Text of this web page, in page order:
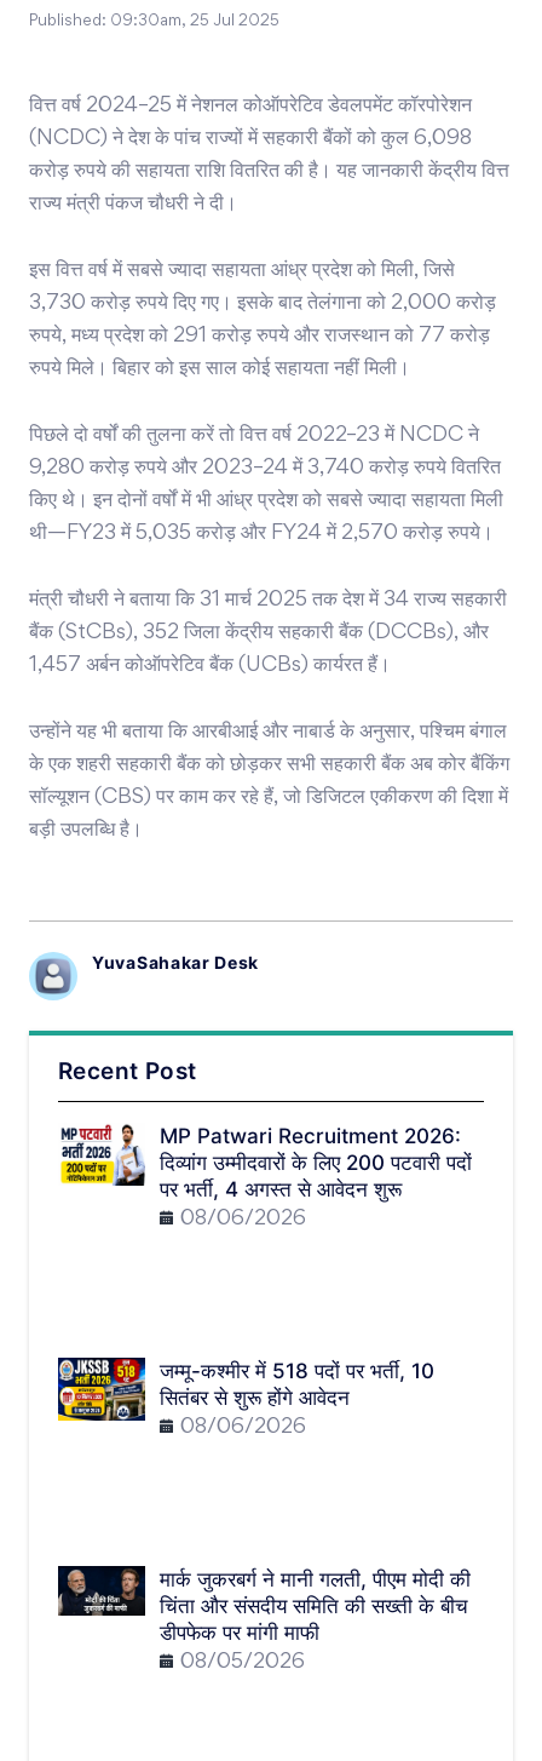
Published: 09:30am, 25 Jul 2025
वित्त वर्ष 2024–25 में नेशनल कोऑपरेटिव डेवलपमेंट कॉरपोरेशन
(NCDC) ने देश के पांच राज्यों में सहकारी बैंकों को कुल 6,098
करोड़ रुपये की सहायता राशि वितरित की है। यह जानकारी केंद्रीय वित्त
राज्य मंत्री पंकज चौधरी ने दी।
इस वित्त वर्ष में सबसे ज्यादा सहायता आंध्र प्रदेश को मिली, जिसे
3,730 करोड़ रुपये दिए गए। इसके बाद तेलंगाना को 2,000 करोड़
रुपये, मध्य प्रदेश को 291 करोड़ रुपये और राजस्थान को 77 करोड़
रुपये मिले। बिहार को इस साल कोई सहायता नहीं मिली।
पिछले दो वर्षों की तुलना करें तो वित्त वर्ष 2022–23 में NCDC ने
9,280 करोड़ रुपये और 2023–24 में 3,740 करोड़ रुपये वितरित
किए थे। इन दोनों वर्षों में भी आंध्र प्रदेश को सबसे ज्यादा सहायता मिली
थी—FY23 में 5,035 करोड़ और FY24 में 2,570 करोड़ रुपये।
मंत्री चौधरी ने बताया कि 31 मार्च 2025 तक देश में 34 राज्य सहकारी
बैंक (StCBs), 352 जिला केंद्रीय सहकारी बैंक (DCCBs), और
1,457 अर्बन कोऑपरेटिव बैंक (UCBs) कार्यरत हैं।
उन्होंने यह भी बताया कि आरबीआई और नाबार्ड के अनुसार, पश्चिम बंगाल
के एक शहरी सहकारी बैंक को छोड़कर सभी सहकारी बैंक अब कोर बैंकिंग
सॉल्यूशन (CBS) पर काम कर रहे हैं, जो डिजिटल एकीकरण की दिशा में
बड़ी उपलब्धि है।
YuvaSahakar Desk
Recent Post
MP Patwari Recruitment 2026:
दिव्यांग उम्मीदवारों के लिए 200 पटवारी पदों
पर भर्ती, 4 अगस्त से आवेदन शुरू
08/06/2026
जम्मू-कश्मीर में 518 पदों पर भर्ती, 10
सितंबर से शुरू होंगे आवेदन
08/06/2026
मार्क जुकरबर्ग ने मानी गलती, पीएम मोदी की
चिंता और संसदीय समिति की सख्ती के बीच
डीपफेक पर मांगी माफी
08/05/2026